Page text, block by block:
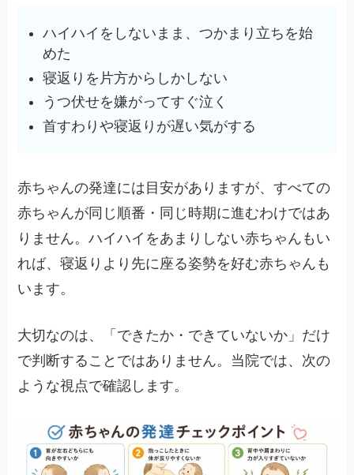
ハイハイをしないまま、つかまり立ちを始
めた
寝返りを片方からしかしない
うつ伏せを嫌がってすぐ泣く
首すわりや寝返りが遅い気がする
赤ちゃんの発達には目安がありますが、すべての
赤ちゃんが同じ順番・同じ時期に進むわけではあ
りません。ハイハイをあまりしない赤ちゃんもい
れば、寝返りより先に座る姿勢を好む赤ちゃんも
います。
大切なのは、「できたか・できていないか」だけ
で判断することではありません。当院では、次の
ような視点で確認します。